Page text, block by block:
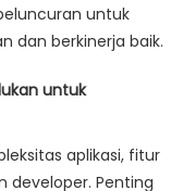
untuk
dan berkinerja baik.
untuk
aplikasi, fitur
developer. Penting